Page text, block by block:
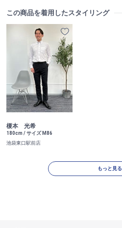
この商品を着用したスタイリング
榎本 光希
180cm / サイズ M86
池袋東口駅前店
もっと見る